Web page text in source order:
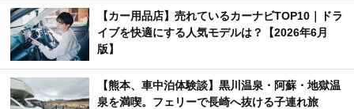
【カー用品店】売れているカーナビTOP10｜ドラ
イブを快適にする人気モデルは？【2026年6月
版】
【熊本、車中泊体験談】黒川温泉・阿蘇・地獄温
泉を満喫。フェリーで長崎へ抜ける子連れ旅